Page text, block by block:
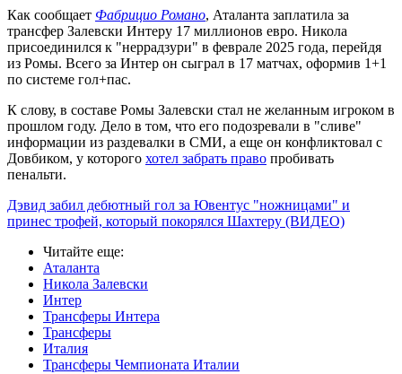
Как сообщает Фабрицио Романо, Аталанта заплатила за
трансфер Залевски Интеру 17 миллионов евро. Никола
присоединился к "неррадзури" в феврале 2025 года, перейдя
из Ромы. Всего за Интер он сыграл в 17 матчах, оформив 1+1
по системе гол+пас.
К слову, в составе Ромы Залевски стал не желанным игроком в
прошлом году. Дело в том, что его подозревали в "сливе"
информации из раздевалки в СМИ, а еще он конфликтовал с
Довбиком, у которого хотел забрать право пробивать
пенальти.
Дэвид забил дебютный гол за Ювентус "ножницами" и
принес трофей, который покорялся Шахтеру (ВИДЕО)
Читайте еще:
Аталанта
Никола Залевски
Интер
Трансферы Интера
Трансферы
Италия
Трансферы Чемпионата Италии